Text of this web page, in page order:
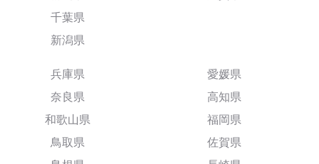
千葉県
新潟県
兵庫県
奈良県
和歌山県
鳥取県
愛媛県
高知県
福岡県
佐賀県